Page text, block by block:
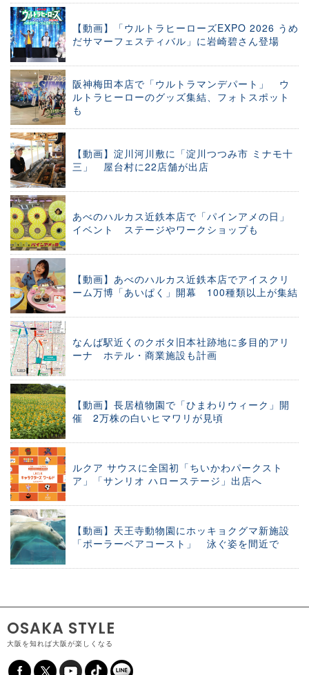
【動画】「ウルトラヒーローズEXPO 2026 うめ
だサマーフェスティバル」に岩崎碧さん登場
阪神梅田本店で「ウルトラマンデパート」 ウ
ルトラヒーローのグッズ集結、フォトスポット
も
【動画】淀川河川敷に「淀川つつみ市 ミナモ十
三」 屋台村に22店舗が出店
あべのハルカス近鉄本店で「パインアメの日」
イベント ステージやワークショップも
【動画】あべのハルカス近鉄本店でアイスクリ
ーム万博「あいぱく」開幕 100種類以上が集結
なんば駅近くのクボタ旧本社跡地に多目的アリ
ーナ ホテル・商業施設も計画
【動画】長居植物園で「ひまわりウィーク」開
催 2万株の白いヒマワリが見頃
ルクア サウスに全国初「ちいかわパークスト
ア」「サンリオ ハローステージ」出店へ
【動画】天王寺動物園にホッキョクグマ新施設
「ポーラーベアコースト」 泳ぐ姿を間近で
OSAKA STYLE
大阪を知れば大阪が楽しくなる